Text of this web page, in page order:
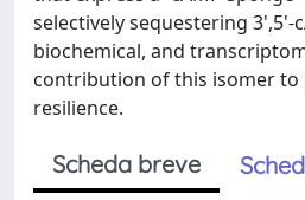
selectively sequestering 3',5'-
biochemical, and
contribution of this isomer to
resilience.
Scheda breve